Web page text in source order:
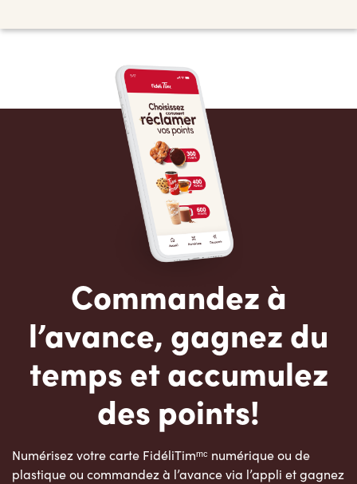
Commandez à
l’avance, gagnez du
temps et accumulez
des points!
Numérisez votre carte FidéliTimᵐᶜ numérique ou de
plastique ou commandez à l’avance via l’appli et gagnez